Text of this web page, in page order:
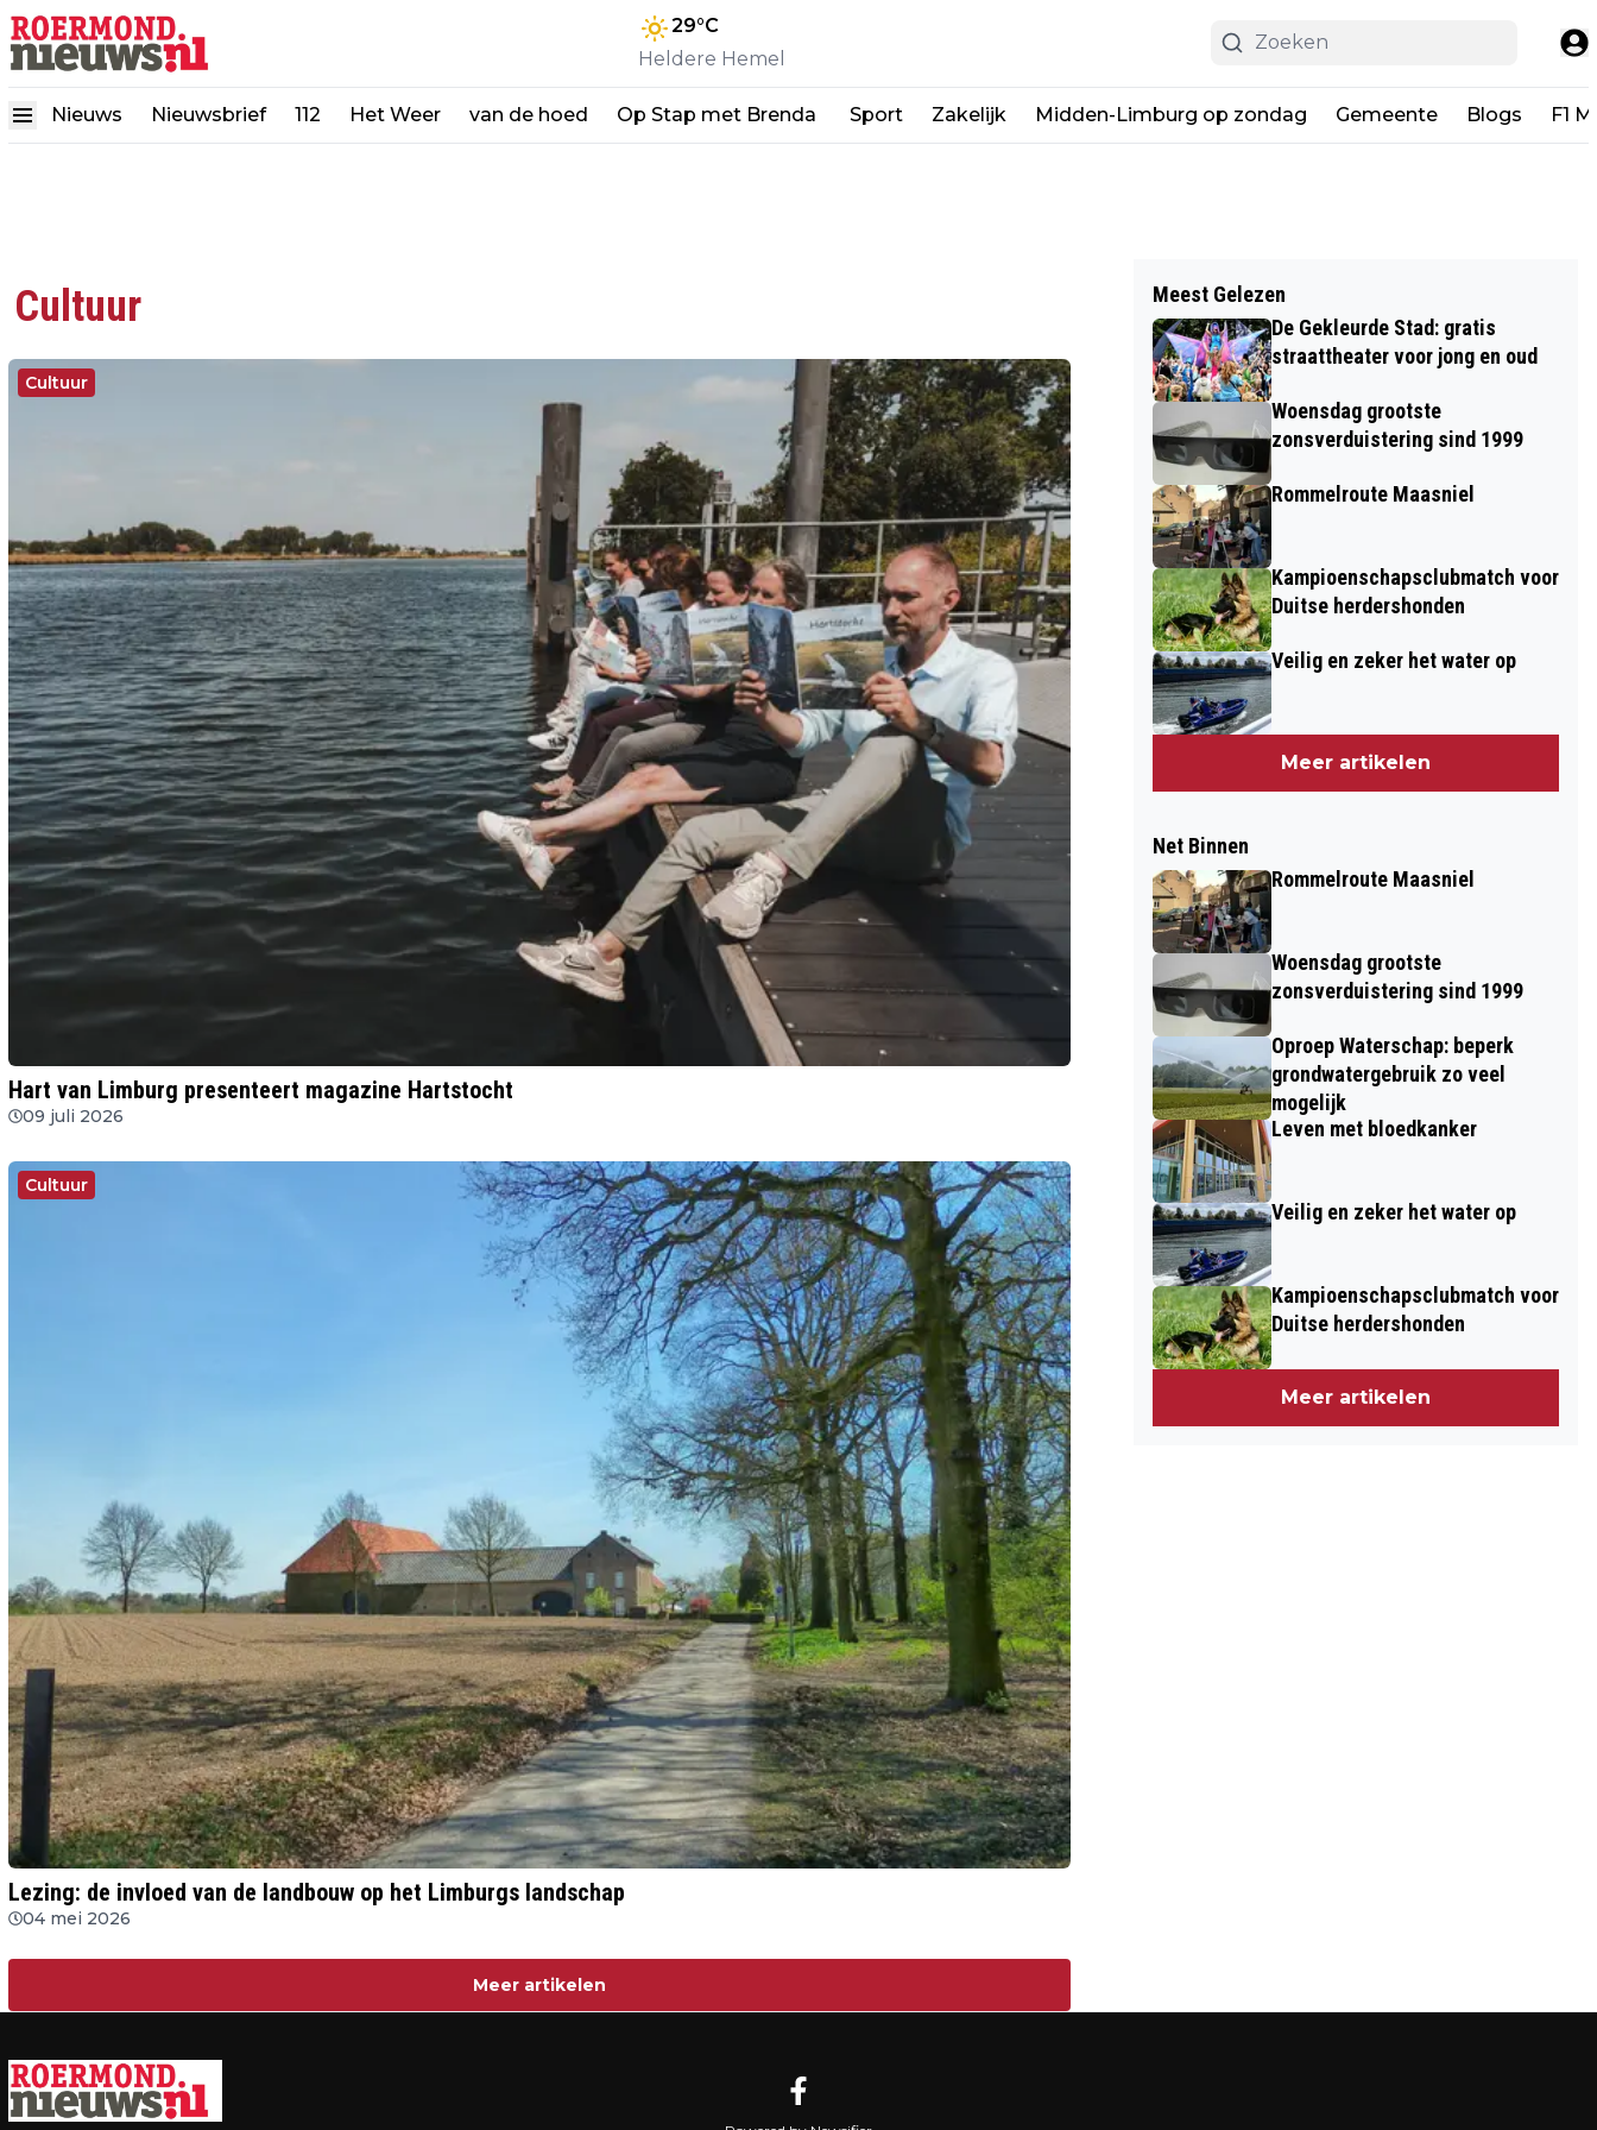
29°C
Heldere Hemel
Nieuws Nieuwsbrief 112 Het Weer van de hoed Op Stap met Brenda Sport Zakelijk Midden-Limburg op zondag Gemeente Blogs F1
Cultuur
Cultuur
Hart van Limburg presenteert magazine Hartstocht
09 juli 2026
Cultuur
Lezing: de invloed van de landbouw op het Limburgs landschap
04 mei 2026
Meer artikelen
Meest Gelezen
De Gekleurde Stad: gratis
straattheater voor jong en oud
Woensdag grootste
zonsverduistering sind 1999
Rommelroute Maasniel
Kampioenschapsclubmatch voor
Duitse herdershonden
Veilig en zeker het water op
Meer artikelen
Net Binnen
Rommelroute Maasniel
Woensdag grootste
zonsverduistering sind 1999
Oproep Waterschap: beperk
grondwatergebruik zo veel
mogelijk
Leven met bloedkanker
Veilig en zeker het water op
Kampioenschapsclubmatch voor
Duitse herdershonden
Meer artikelen